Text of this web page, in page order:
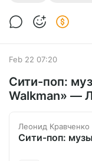
Feb 22 07:20
Сити-поп:
Walkman» —
Леонид Кравченко
Сити-поп: